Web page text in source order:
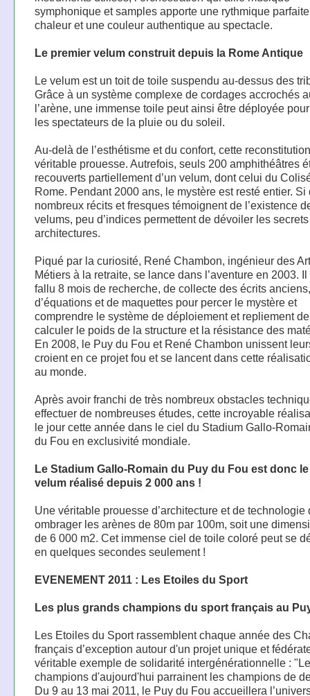
symphonique et samples apporte une rythmique
chaleur et une couleur authentique au spectacle.
Le premier velum construit depuis la Rome Antique
Le velum est un toit de toile suspendu au-dessus des
Grâce à un système complexe de cordages accrochés
l’arène, une immense toile peut ainsi être déployée
les spectateurs de la pluie ou du soleil.
Au-delà de l’esthétisme et du confort, cette
véritable prouesse. Autrefois, seuls 200 amphithéâtres
recouverts partiellement d’un velum, dont celui du
Rome. Pendant 2000 ans, le mystère est resté entier. Si
nombreux récits et fresques témoignent de l’existence
velums, peu d’indices permettent de dévoiler les
architectures.
Piqué par la curiosité, René Chambon, ingénieur des
Métiers à la retraite, se lance dans l’aventure en 2003.
fallu 8 mois de recherche, de collecte des écrits anciens,
d’équations et de maquettes pour percer le mystère et
comprendre le système de déploiement et repliement
calculer le poids de la structure et la résistance des
En 2008, le Puy du Fou et René Chambon unissent
croient en ce projet fou et se lancent dans cette
au monde.
Après avoir franchi de très nombreux obstacles
effectuer de nombreuses études, cette incroyable
le jour cette année dans le ciel du Stadium Gallo-
du Fou en exclusivité mondiale.
Le Stadium Gallo-Romain du Puy du Fou est donc
velum réalisé depuis 2 000 ans !
Une véritable prouesse d’architecture et de technologie
ombrager les arènes de 80m par 100m, soit une
de 6 000 m2. Cet immense ciel de toile coloré peut se
en quelques secondes seulement !
EVENEMENT 2011 : Les Etoiles du Sport
Les plus grands champions du sport français au
Les Etoiles du Sport rassemblent chaque année des
français d’exception autour d'un projet unique et
véritable exemple de solidarité intergénérationnelle :
champions d'aujourd'hui parrainent les champions de
Du 9 au 13 mai 2011, le Puy du Fou accueillera